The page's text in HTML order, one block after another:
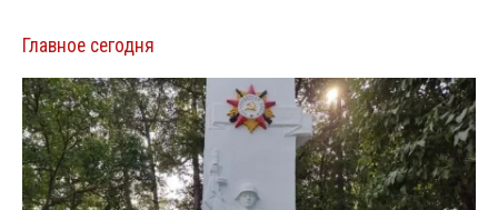
Главное сегодня